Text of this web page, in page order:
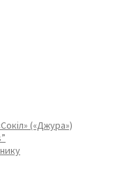
(«Джура»)